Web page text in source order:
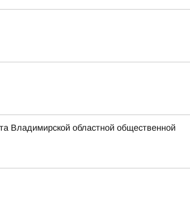
Владимирской областной общественной